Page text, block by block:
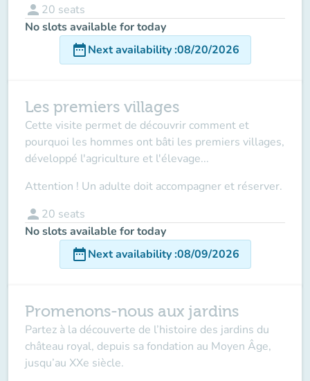
person 20 seats
No slots available for today
date_rangeNext availability:08/20/2026
Les premiers villages
Cette visite permet de découvrir comment et
pourquoi les hommes ont bâti les premiers villages,
développé l'agriculture et l'élevage...
Attention ! Un adulte doit accompagner et réserver.
person 20 seats
No slots available for today
date_rangeNext availability:08/09/2026
Promenons-nous aux jardins
Partez à la découverte de l’histoire des jardins du
château royal, depuis sa fondation au Moyen Âge,
jusqu’au XXe siècle.